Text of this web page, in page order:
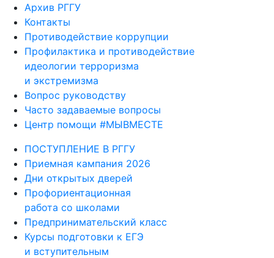
Архив РГГУ
Контакты
Противодействие коррупции
Профилактика и противодействие
идеологии терроризма
и экстремизма
Вопрос руководству
Часто задаваемые вопросы
Центр помощи #МЫВМЕСТЕ
ПОСТУПЛЕНИЕ В РГГУ
Приемная кампания 2026
Дни открытых дверей
Профориентационная
работа со школами
Предпринимательский класс
Курсы подготовки к ЕГЭ
и вступительным